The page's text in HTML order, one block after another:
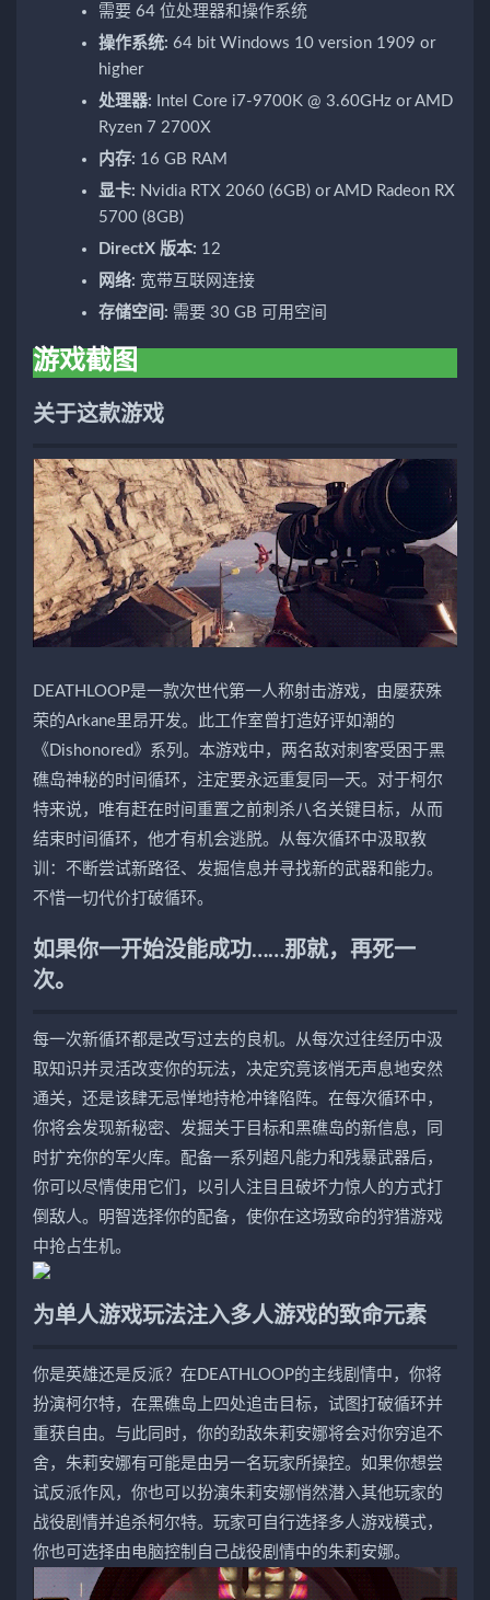
需要 64 位处理器和操作系统
操作系统: 64 bit Windows 10 version 1909 or
higher
处理器: Intel Core i7-9700K @ 3.60GHz or AMD
Ryzen 7 2700X
内存: 16 GB RAM
显卡: Nvidia RTX 2060 (6GB) or AMD Radeon RX
5700 (8GB)
DirectX 版本: 12
网络: 宽带互联网连接
存储空间: 需要 30 GB 可用空间
游戏截图
关于这款游戏
DEATHLOOP是一款次世代第一人称射击游戏，由屡获殊
荣的Arkane里昂开发。此工作室曾打造好评如潮的
《Dishonored》系列。本游戏中，两名敌对刺客受困于黑
礁岛神秘的时间循环，注定要永远重复同一天。对于柯尔
特来说，唯有赶在时间重置之前刺杀八名关键目标，从而
结束时间循环，他才有机会逃脱。从每次循环中汲取教
训：不断尝试新路径、发掘信息并寻找新的武器和能力。
不惜一切代价打破循环。
如果你一开始没能成功……那就，再死一
次。
每一次新循环都是改写过去的良机。从每次过往经历中汲
取知识并灵活改变你的玩法，决定究竟该悄无声息地安然
通关，还是该肆无忌惮地持枪冲锋陷阵。在每次循环中，
你将会发现新秘密、发掘关于目标和黑礁岛的新信息，同
时扩充你的军火库。配备一系列超凡能力和残暴武器后，
你可以尽情使用它们，以引人注目且破坏力惊人的方式打
倒敌人。明智选择你的配备，使你在这场致命的狩猎游戏
中抢占生机。
为单人游戏玩法注入多人游戏的致命元素
你是英雄还是反派？在DEATHLOOP的主线剧情中，你将
扮演柯尔特，在黑礁岛上四处追击目标，试图打破循环并
重获自由。与此同时，你的劲敌朱莉安娜将会对你穷追不
舍，朱莉安娜有可能是由另一名玩家所操控。如果你想尝
试反派作风，你也可以扮演朱莉安娜悄然潜入其他玩家的
战役剧情并追杀柯尔特。玩家可自行选择多人游戏模式，
你也可选择由电脑控制自己战役剧情中的朱莉安娜。